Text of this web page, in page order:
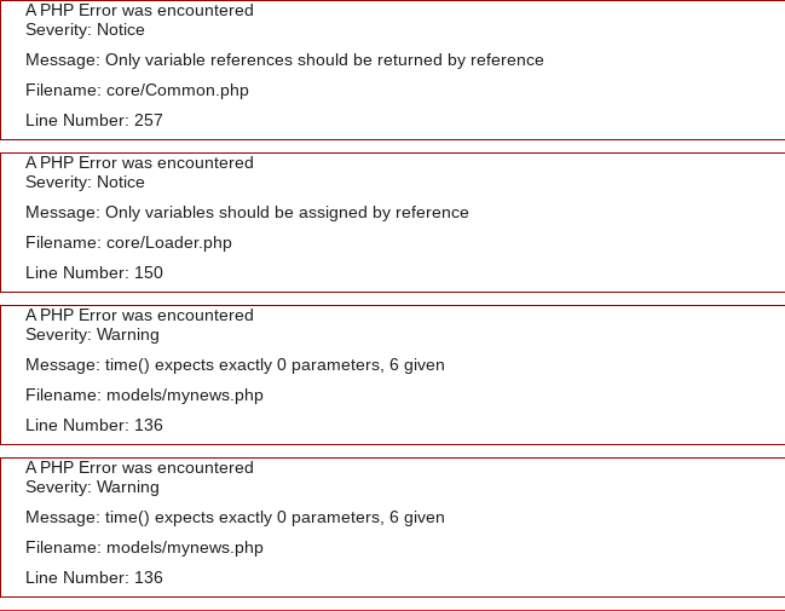
A PHP Error was encountered
Severity: Notice
Message: Only variable references should be returned by reference
Filename: core/Common.php
Line Number: 257
A PHP Error was encountered
Severity: Notice
Message: Only variables should be assigned by reference
Filename: core/Loader.php
Line Number: 150
A PHP Error was encountered
Severity: Warning
Message: time() expects exactly 0 parameters, 6 given
Filename: models/mynews.php
Line Number: 136
A PHP Error was encountered
Severity: Warning
Message: time() expects exactly 0 parameters, 6 given
Filename: models/mynews.php
Line Number: 136